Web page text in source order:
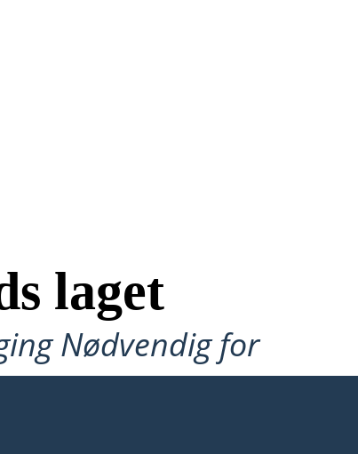
laget
Nødvendig for